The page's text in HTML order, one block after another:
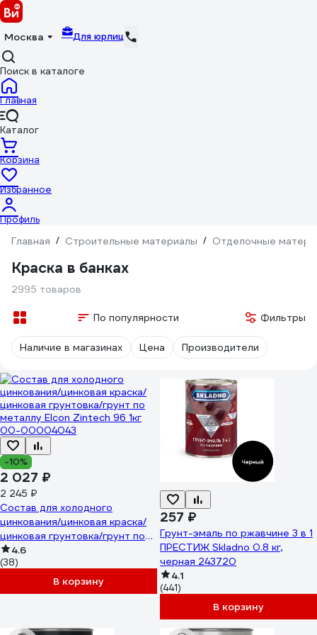
Москва Для юрлиц
Поиск в каталоге
Главная
Каталог
Корзина
Избранное
Профиль
Главная / Строительные материалы / Отделочные
Краска в банках
2995 товаров
По популярности Фильтры
Наличие в магазинах Цена Производители
-10%
2 027 ₽
2 245 ₽
Состав для холодного
цинкования/цинковая краска/
цинковая грунтовка/грунт по
металлу Elcon Zintech 96 1кг
00-00004043
4.6
(38)
В корзину
257 ₽
Грунт-эмаль по ржавчине 3 в 1
ПРЕСТИЖ Skladno 0.8 кг,
черная 243720
4.1
(441)
В корзину